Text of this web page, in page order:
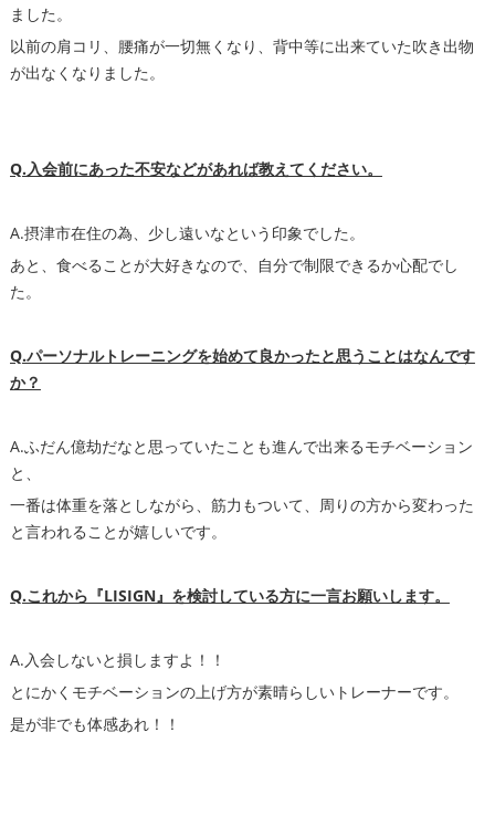
ました。
以前の肩コリ、腰痛が一切無くなり、背中等に出来ていた吹き出物
が出なくなりました。
Q.入会前にあった不安などがあれば教えてください。
A.摂津市在住の為、少し遠いなという印象でした。
あと、食べることが大好きなので、自分で制限できるか心配でし
た。
Q.パーソナルトレーニングを始めて良かったと思うことはなんです
か？
A.ふだん億劫だなと思っていたことも進んで出来るモチベーション
と、
一番は体重を落としながら、筋力もついて、周りの方から変わった
と言われることが嬉しいです。
Q.これから『LISIGN』を検討している方に一言お願いします。
A.入会しないと損しますよ！！
とにかくモチベーションの上げ方が素晴らしいトレーナーです。
是が非でも体感あれ！！